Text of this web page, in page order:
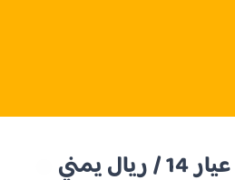
عيار 14 / ريال يمني